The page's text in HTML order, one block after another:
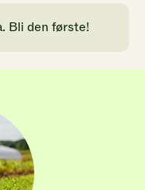
Bli den første!